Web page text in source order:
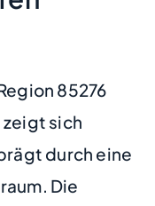
85276
sich
durch eine
Die